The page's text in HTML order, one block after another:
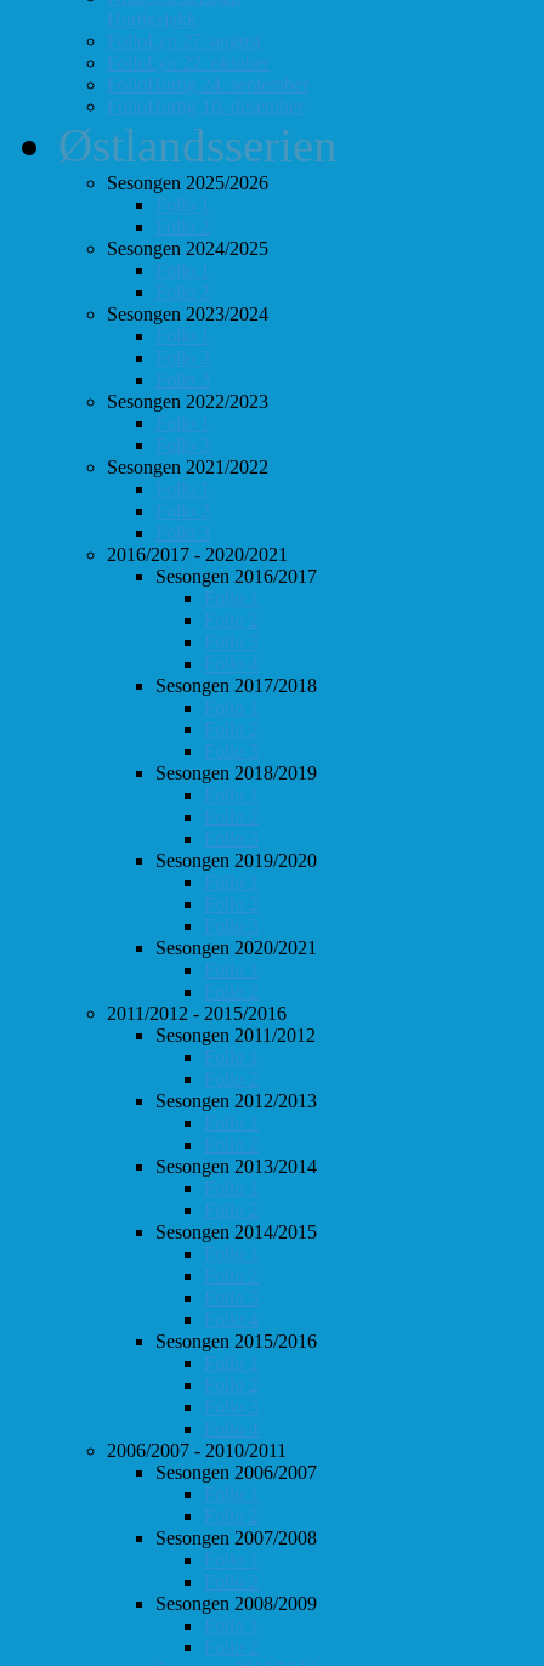
Hurtigsjakk
FolloLyn 27. august
FolloLyn 22. oktober
FolloHurtig 24. september
FolloHurtig 10. desember
Østlandsserien
Sesongen 2025/2026
Follo 1
Follo 2
Sesongen 2024/2025
Follo 1
Follo 2
Sesongen 2023/2024
Follo 1
Follo 2
Follo 3
Sesongen 2022/2023
Follo 1
Follo 2
Sesongen 2021/2022
Follo 1
Follo 2
Follo 3
2016/2017 - 2020/2021
Sesongen 2016/2017
Follo 1
Follo 2
Follo 3
Follo 4
Sesongen 2017/2018
Follo 1
Follo 2
Follo 3
Sesongen 2018/2019
Follo 1
Follo 2
Follo 3
Sesongen 2019/2020
Follo 1
Follo 2
Follo 3
Sesongen 2020/2021
Follo 1
Follo 2
2011/2012 - 2015/2016
Sesongen 2011/2012
Follo 1
Follo 2
Sesongen 2012/2013
Follo 1
Follo 2
Sesongen 2013/2014
Follo 1
Follo 2
Sesongen 2014/2015
Follo 1
Follo 2
Follo 3
Follo 4
Sesongen 2015/2016
Follo 1
Follo 2
Follo 3
Follo 4
2006/2007 - 2010/2011
Sesongen 2006/2007
Follo 1
Follo 2
Sesongen 2007/2008
Follo 1
Follo 2
Sesongen 2008/2009
Follo 1
Follo 2